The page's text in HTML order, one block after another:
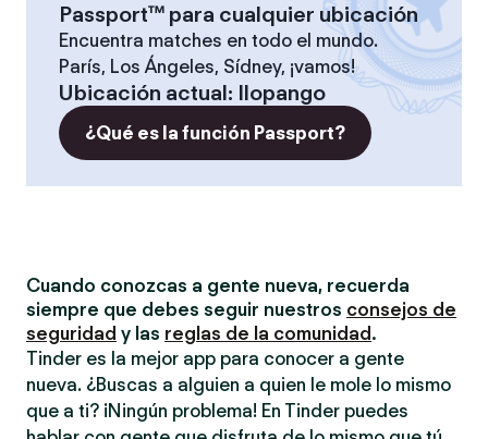
Passport™ para cualquier ubicación
Encuentra matches en todo el mundo.
París, Los Ángeles, Sídney, ¡vamos!
Ubicación actual: Ilopango
¿Qué es la función Passport?
Cuando conozcas a gente nueva, recuerda
siempre que debes seguir nuestros consejos de
seguridad y las reglas de la comunidad .
Tinder es la mejor app para conocer a gente
nueva. ¿Buscas a alguien a quien le mole lo mismo
que a ti? ¡Ningún problema! En Tinder puedes